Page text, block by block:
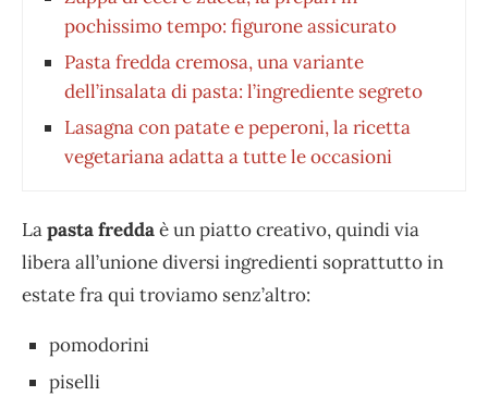
pochissimo tempo: figurone assicurato
Pasta fredda cremosa, una variante
dell’insalata di pasta: l’ingrediente segreto
Lasagna con patate e peperoni, la ricetta
vegetariana adatta a tutte le occasioni
Lapasta freddaè un piatto creativo, quindi via
libera all’unione diversi ingredienti soprattutto in
estate fra qui troviamo senz’altro:
pomodorini
piselli